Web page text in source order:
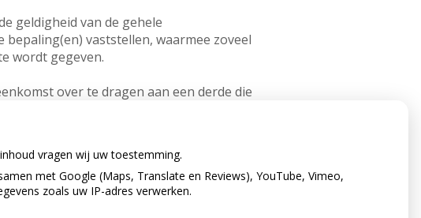
geldigheid van de gehele
vaststellen, waarmee zoveel
wordt gegeven.
over te dragen aan een derde die
via de praktijk.
vragen wij uw toestemming.
met Google (Maps, Translate en Reviews), YouTube, Vimeo,
zoals uw IP-adres verwerken.